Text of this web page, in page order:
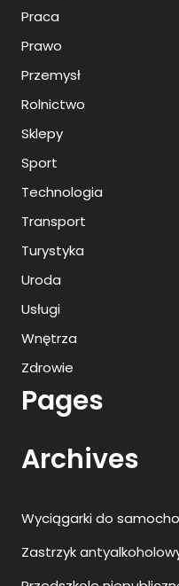
Praca
Prawo
Przemysł
Rolnictwo
Sklepy
Sport
Technologia
Transport
Turystyka
Uroda
Usługi
Wnętrza
Zdrowie
Pages
Archives
Wyciągarki do
Zastrzyk